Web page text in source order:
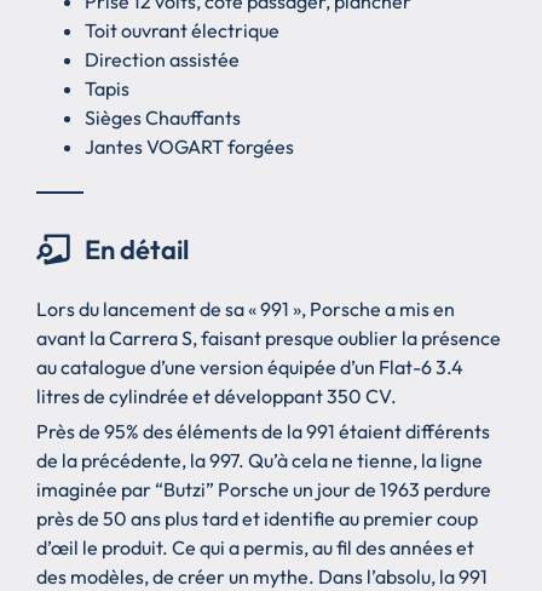
Toit ouvrant électrique
Direction assistée
Tapis
Sièges Chauffants
Jantes VOGART forgées
En détail
Lors du lancement de sa « 991 », Porsche a mis en
avant la Carrera S, faisant presque oublier la présence
au catalogue d’une version équipée d’un Flat-6 3.4
litres de cylindrée et développant 350 CV.
Près de 95% des éléments de la 991 étaient différents
de la précédente, la 997. Qu’à cela ne tienne, la ligne
imaginée par “Butzi” Porsche un jour de 1963 perdure
près de 50 ans plus tard et identifie au premier coup
d’œil le produit. Ce qui a permis, au fil des années et
des modèles, de créer un mythe. Dans l’absolu, la 991